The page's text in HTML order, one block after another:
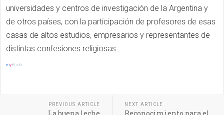
universidades y centros de investigación de la Argentina y
de otros países, con la participación de profesores de esas
casas de altos estudios, empresarios y representantes de
distintas confesiones religiosas.
my Flickr
PREVIOUS ARTICLE NEXT ARTICLE